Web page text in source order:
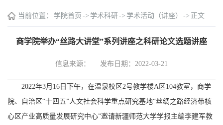
当前位置： 学院首页 -> 学术科研-> 学术活动（讲座） -> 正文
商学院举办“丝路大讲堂”系列讲座之科研论文选题讲座
信息来源： 发布日期：2022-03-21
2022年3月16日下午，在温泉校区2号教学楼A区104教室，商学
院、自治区“十四五”人文社会科学重点研究基地“丝绸之路经济带核
心区产业高质量发展研究中心”邀请新疆师范大学学报主编李建军教